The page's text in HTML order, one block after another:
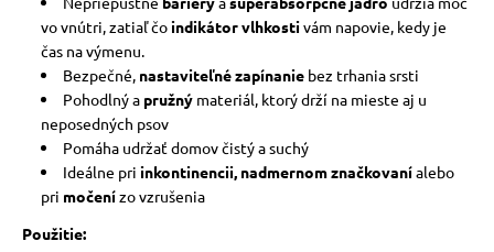
vo vnútri, zatiaľ čo indikátor vlhkostivám napovie, kedy je
čas na výmenu.
Bezpečné, nastaviteľné zapínanie bez trhania srsti
Pohodlný a pružný materiál, ktorý drží na mieste aj u
neposedných psov
Pomáha udržať domov čistý a suchý
Ideálne pri inkontinencii, nadmernom značkovaníalebo
pri močenízo vzrušenia
Použitie: